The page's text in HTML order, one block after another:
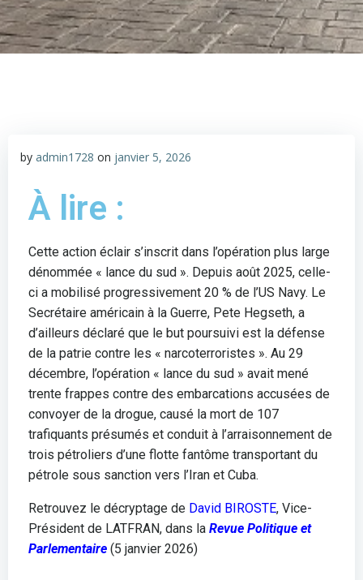
by admin1728 on janvier 5, 2026
À lire :
Cette action éclair s’inscrit dans l’opération plus large
dénommée « lance du sud ». Depuis août 2025, celle-
ci a mobilisé progressivement 20 % de l’US Navy. Le
Secrétaire américain à la Guerre, Pete Hegseth, a
d’ailleurs déclaré que le but poursuivi est la défense
de la patrie contre les « narcoterroristes ». Au 29
décembre, l’opération « lance du sud » avait mené
trente frappes contre des embarcations accusées de
convoyer de la drogue, causé la mort de 107
trafiquants présumés et conduit à l’arraisonnement de
trois pétroliers d’une flotte fantôme transportant du
pétrole sous sanction vers l’Iran et Cuba.
Retrouvez le décryptage de David BIROSTE, Vice-
Président de LATFRAN, dans la Revue Politique et
Parlementaire (5 janvier 2026)